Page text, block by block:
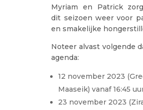
Myriam en Patrick
dit seizoen weer voor
en smakelijke
Noteer alvast volgende
agenda:
12 november 2023
Maaseik) vanaf 16:45
23 november 2023